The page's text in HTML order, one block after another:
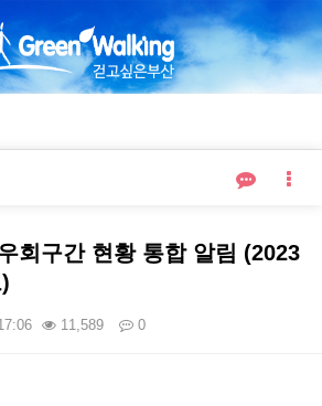
회구간 현황 통합 알림 (2023
11,589 0